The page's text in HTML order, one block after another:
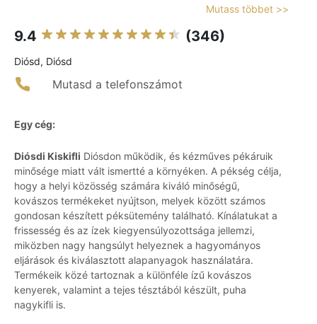
Mutass többet >>
9.4 (346)
Diósd, Diósd
Mutasd a telefonszámot
Egy cég:
Diósdi Kiskifli Diósdon működik, és kézműves pékáruik
minősége miatt vált ismertté a környéken. A pékség célja,
hogy a helyi közösség számára kiváló minőségű,
kovászos termékeket nyújtson, melyek között számos
gondosan készített péksütemény található. Kínálatukat a
frissesség és az ízek kiegyensúlyozottsága jellemzi,
miközben nagy hangsúlyt helyeznek a hagyományos
eljárások és kiválasztott alapanyagok használatára.
Termékeik közé tartoznak a különféle ízű kovászos
kenyerek, valamint a tejes tésztából készült, puha
nagykifli is.